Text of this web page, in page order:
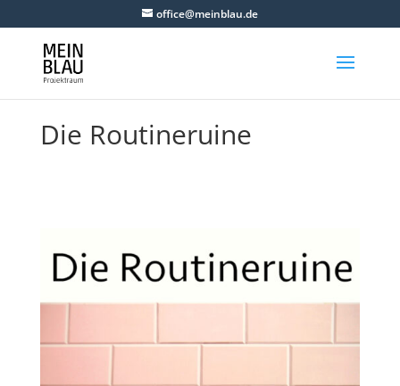
office@meinblau.de
Die Routineruine